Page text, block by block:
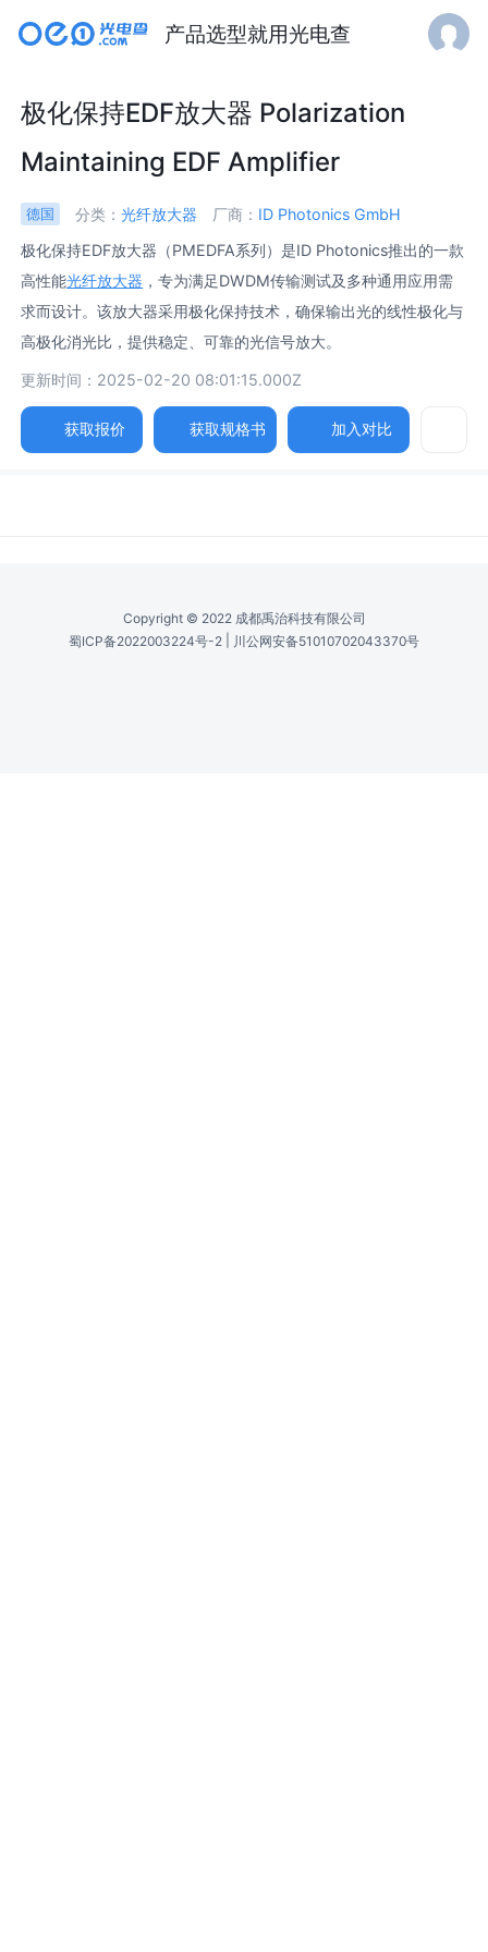
产品选型就用光电查
极化保持EDF放大器 Polarization
Maintaining EDF Amplifier
德国 分类： 光纤放大器 厂商： ID Photonics GmbH
极化保持EDF放大器（PMEDFA系列）是ID Photonics推出的一款
高性能光纤放大器 ，专为满足DWDM传输测试及多种通用应用需
求而设计。该放大器采用极化保持技术，确保输出光的线性极化与
高极化消光比，提供稳定、可靠的光信号放大。
更新时间：2025-02-20 08:01:15.000Z
获取报价 获取规格书 加入对比
Copyright © 2022 成都禹治科技有限公司
蜀ICP备2022003224号-2
川公网安备51010702043370号